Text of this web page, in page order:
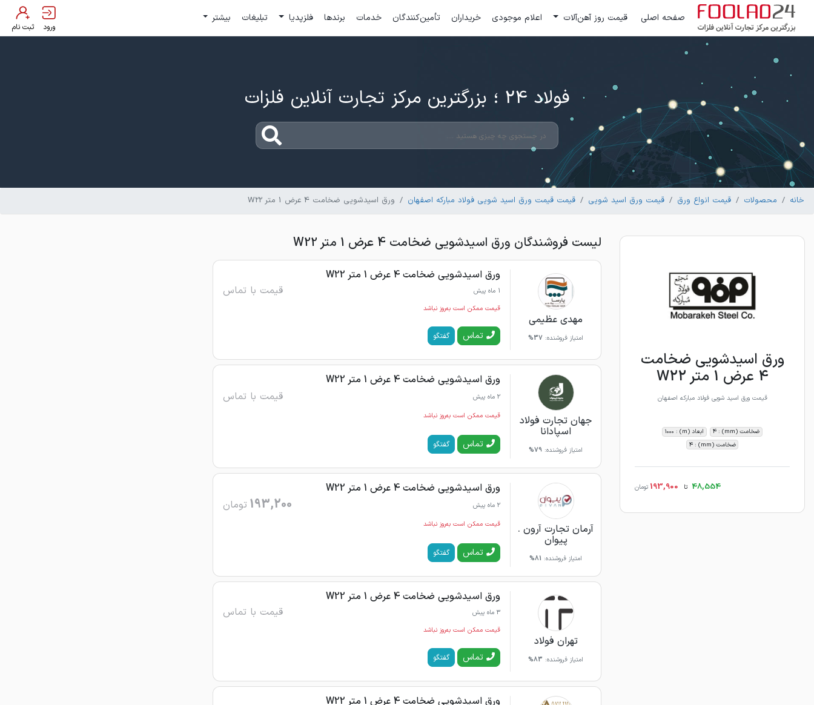
صفحه اصلی قیمت روز آهن‌آلات اعلام موجودی خریداران تأمین‌کنندگان خدمات برندها فلزپدیا تبلیغات بیشتر
ورود ثبت نام
فولاد 24 ؛ بزرگترین مرکز تجارت آنلاین فلزات
خانه محصولات قیمت انواع ورق قیمت ورق اسید شویی قیمت قیمت ورق اسید شویی فولاد مبارکه اصفهان ورق اسیدشویی ضخامت 4 عرض 1 متر W22
ورق اسیدشویی ضخامت
4 عرض 1 متر W22
قیمت ورق اسید شویی فولاد مبارکه اصفهان
ضخامت (mm) : 4
ابعاد (m) : 1000
ضخامت (mm) : 4
48,554 تا 193,900 تومان
لیست فروشندگان ورق اسیدشویی ضخامت 4 عرض 1 متر W22
مهدی عظیمی
امتیاز فروشنده: 37%
ورق اسیدشویی ضخامت 4 عرض 1 متر W22
1 ماه پیش قیمت با تماس
قیمت ممکن است به‌روز نباشد
تماس گفتگو
جهان تجارت فولاد
اسپادانا
امتیاز فروشنده: 79%
ورق اسیدشویی ضخامت 4 عرض 1 متر W22
2 ماه پیش قیمت با تماس
قیمت ممکن است به‌روز نباشد
تماس گفتگو
آرمان تجارت آرون .
پیوان
امتیاز فروشنده: 81%
ورق اسیدشویی ضخامت 4 عرض 1 متر W22
2 ماه پیش 193,200 تومان
قیمت ممکن است به‌روز نباشد
تماس گفتگو
تهران فولاد
امتیاز فروشنده: 83%
ورق اسیدشویی ضخامت 4 عرض 1 متر W22
3 ماه پیش قیمت با تماس
قیمت ممکن است به‌روز نباشد
تماس گفتگو
ورق اسیدشویی ضخامت 4 عرض 1 متر W22